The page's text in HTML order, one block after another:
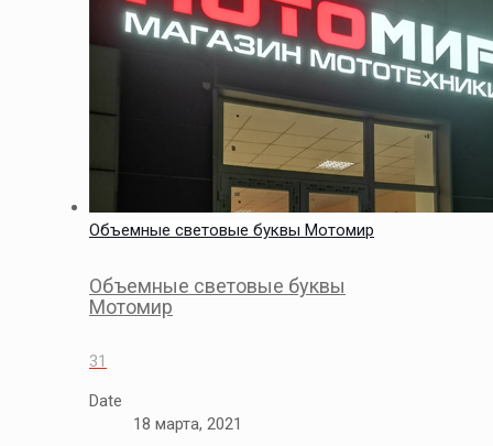
Объемные световые буквы Мотомир
Объемные световые буквы
Мотомир
31
Date
18 марта, 2021